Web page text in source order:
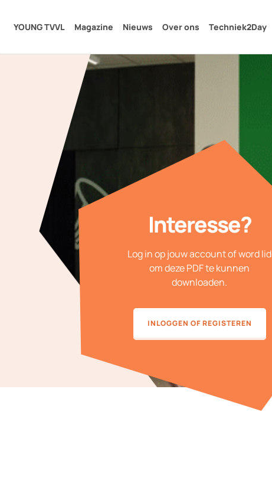
YOUNG TVVL Magazine Nieuws Over ons Techniek2Day
Interesse?
Log in op jouw account of word lid
om deze PDF te kunnen
downloaden.
INLOGGEN OF REGISTEREN